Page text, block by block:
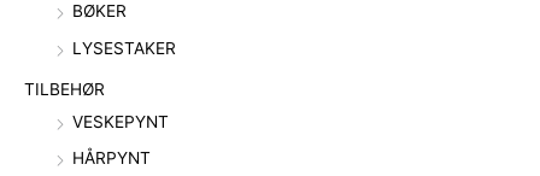
BØKER
LYSESTAKER
TILBEHØR
VESKEPYNT
HÅRPYNT